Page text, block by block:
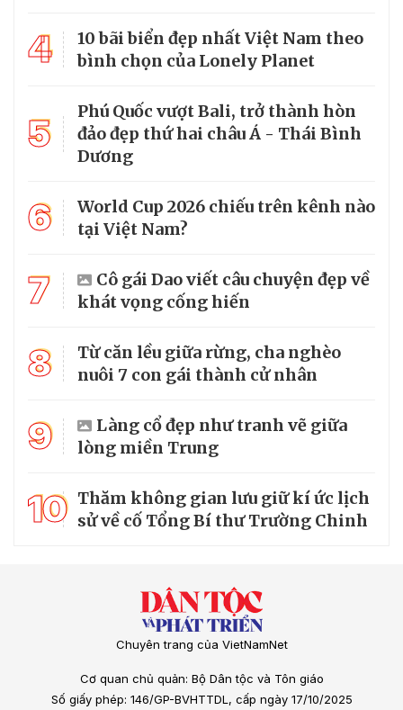
4
10 bãi biển đẹp nhất Việt Nam theo
bình chọn của Lonely Planet
5
Phú Quốc vượt Bali, trở thành hòn
đảo đẹp thứ hai châu Á - Thái Bình
Dương
6
World Cup 2026 chiếu trên kênh nào
tại Việt Nam?
7
Cô gái Dao viết câu chuyện đẹp về
khát vọng cống hiến
8
Từ căn lều giữa rừng, cha nghèo
nuôi 7 con gái thành cử nhân
9
Làng cổ đẹp như tranh vẽ giữa
lòng miền Trung
10 Thăm không gian lưu giữ kí ức lịch
sử về cố Tổng Bí thư Trường Chinh
Chuyên trang của VietNamNet
Cơ quan chủ quản: Bộ Dân tộc và Tôn giáo
Số giấy phép: 146/GP-BVHTTDL, cấp ngày 17/10/2025